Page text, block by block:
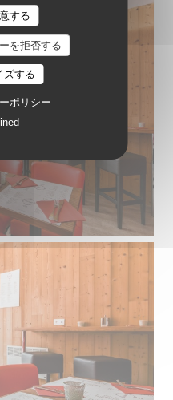
する
を拒否する
ズする
ポリシー